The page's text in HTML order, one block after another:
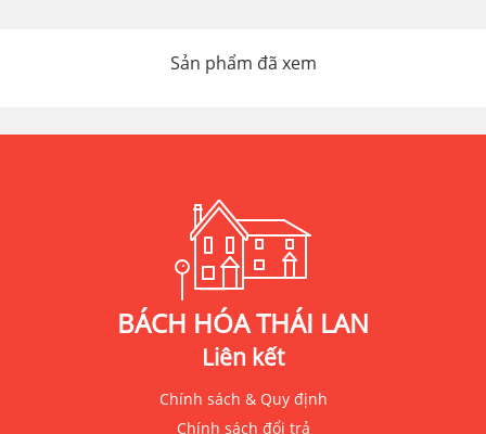
Sản phẩm đã xem
BÁCH HÓA THÁI LAN
Liên kết
Chính sách & Quy định
Chính sách đổi trả